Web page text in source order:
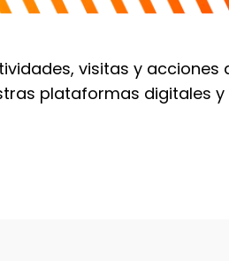
visitas y acciones
plataformas digitales y